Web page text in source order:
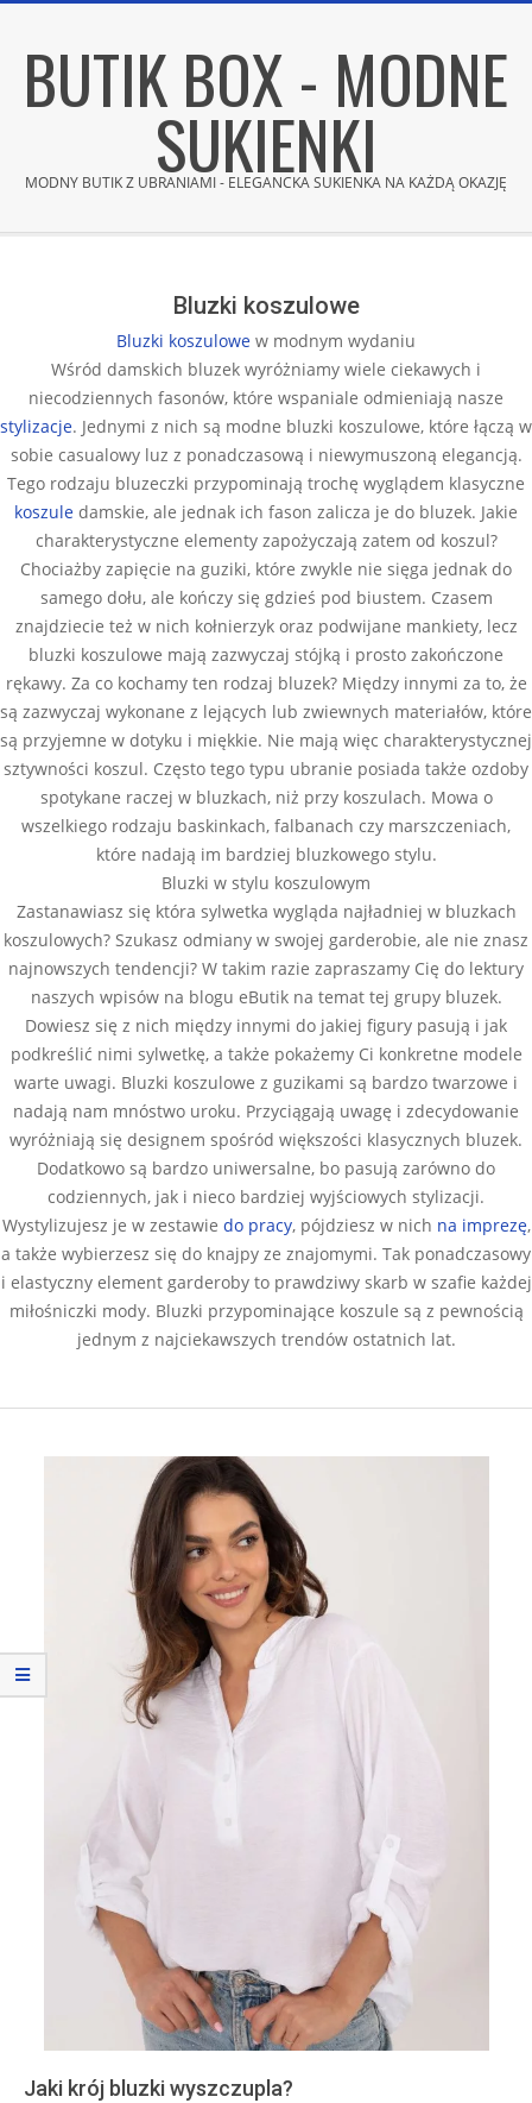
contentBUTIK BOX - MODNE
SUKIENKI
MODNY BUTIK Z UBRANIAMI - ELEGANCKA SUKIENKA NA KAŻDĄ OKAZJĘ
Bluzki koszulowe
Bluzki koszulowe w modnym wydaniu
Wśród damskich bluzek wyróżniamy wiele ciekawych i
niecodziennych fasonów, które wspaniale odmieniają nasze
stylizacje. Jednymi z nich są modne bluzki koszulowe, które łączą w
sobie casualowy luz z ponadczasową i niewymuszoną elegancją.
Tego rodzaju bluzeczki przypominają trochę wyglądem klasyczne
koszule damskie, ale jednak ich fason zalicza je do bluzek. Jakie
charakterystyczne elementy zapożyczają zatem od koszul?
Chociażby zapięcie na guziki, które zwykle nie sięga jednak do
samego dołu, ale kończy się gdzieś pod biustem. Czasem
znajdziecie też w nich kołnierzyk oraz podwijane mankiety, lecz
bluzki koszulowe mają zazwyczaj stójką i prosto zakończone
rękawy. Za co kochamy ten rodzaj bluzek? Między innymi za to, że
są zazwyczaj wykonane z lejących lub zwiewnych materiałów, które
są przyjemne w dotyku i miękkie. Nie mają więc charakterystycznej
sztywności koszul. Często tego typu ubranie posiada także ozdoby
spotykane raczej w bluzkach, niż przy koszulach. Mowa o
wszelkiego rodzaju baskinkach, falbanach czy marszczeniach,
które nadają im bardziej bluzkowego stylu.
Bluzki w stylu koszulowym
Zastanawiasz się która sylwetka wygląda najładniej w bluzkach
koszulowych? Szukasz odmiany w swojej garderobie, ale nie znasz
najnowszych tendencji? W takim razie zapraszamy Cię do lektury
naszych wpisów na blogu eButik na temat tej grupy bluzek.
Dowiesz się z nich między innymi do jakiej figury pasują i jak
podkreślić nimi sylwetkę, a także pokażemy Ci konkretne modele
warte uwagi. Bluzki koszulowe z guzikami są bardzo twarzowe i
nadają nam mnóstwo uroku. Przyciągają uwagę i zdecydowanie
wyróżniają się designem spośród większości klasycznych bluzek.
Dodatkowo są bardzo uniwersalne, bo pasują zarówno do
codziennych, jak i nieco bardziej wyjściowych stylizacji.
Wystylizujesz je w zestawie do pracy, pójdziesz w nich na imprezę,
a także wybierzesz się do knajpy ze znajomymi. Tak ponadczasowy
i elastyczny element garderoby to prawdziwy skarb w szafie każdej
miłośniczki mody. Bluzki przypominające koszule są z pewnością
jednym z najciekawszych trendów ostatnich lat.
Jaki krój bluzki wyszczupla?